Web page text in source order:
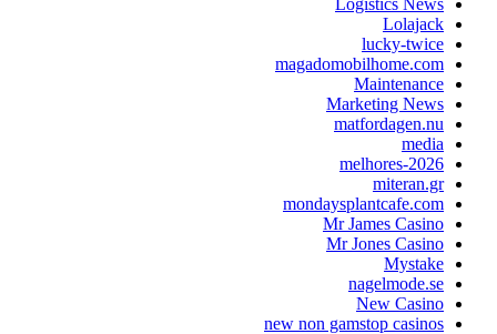
lucky-
Marketing
melhores-
Mr James
Mr Jones
New
new non gamstop